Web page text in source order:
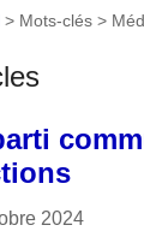
> Mots-clés >
2024